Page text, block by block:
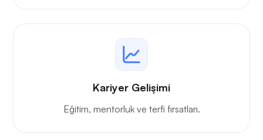
Kariyer Gelişimi
Eğitim, mentorluk ve terfi fırsatları.